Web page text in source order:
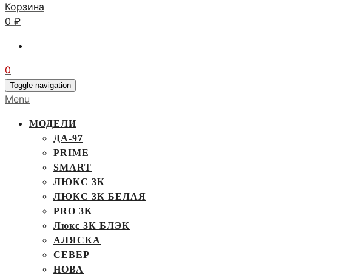
Корзина
0 ₽
0
Toggle navigation
Menu
МОДЕЛИ
ДА-97
PRIME
SMART
ЛЮКС 3К
ЛЮКС 3К БЕЛАЯ
PRO 3K
Люкс 3К БЛЭК
АЛЯСКА
СЕВЕР
НОВА